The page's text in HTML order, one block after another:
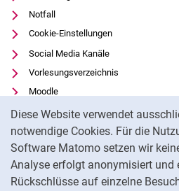
Diese Website verwendet
notwendige Cookies. Für die
Software Matomo setzen wir
Analyse erfolgt anonymisiert und
Rückschlüsse auf einzelne
Notfall
Cookie-Einstellungen
Social Media Kanäle
Vorlesungsverzeichnis
Moodle
Panopto
Universitätsbibliothek
Datenschutz
Barrierefreiheit
Transparenter KI-Einsatz